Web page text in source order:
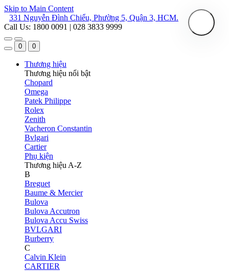
Skip to Main Content
331 Nguyễn Đình Chiểu, Phường 5, Quận 3, HCM.
Call Us: 1800 0091 | 028 3833 9999
0 0
Thương hiệu
Thương hiệu nổi bật
Chopard
Omega
Patek Philippe
Rolex
Zenith
Vacheron Constantin
Bvlgari
Cartier
Phụ kiện
Thương hiệu A-Z
B
Breguet
Baume & Mercier
Bulova
Bulova Accutron
Bulova Accu Swiss
BVLGARI
Burberry
C
Calvin Klein
CARTIER